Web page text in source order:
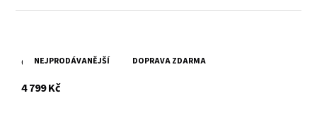
NEJPRODÁVANĚJŠÍ DOPRAVA ZDARMA
Černá kožená taška SPIKES & SPARROW
4 799 Kčs DPH